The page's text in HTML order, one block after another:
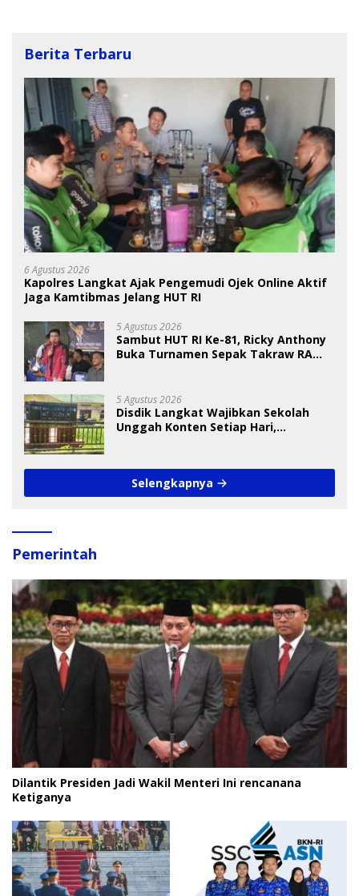
Berita Terbaru
6 Agustus 2026
Kapolres Langkat Ajak Pengemudi Ojek Online Aktif
Jaga Kamtibmas Jelang HUT RI
5 Agustus 2026
Sambut HUT RI Ke-81, Ricky Anthony
Buka Turnamen Sepak Takraw RA
5 Agustus 2026
Disdik Langkat Wajibkan Sekolah
Unggah Konten Setiap Hari,
Selengkapnya
Pemerintah
Dilantik Presiden Jadi Wakil Menteri Ini rencanana
Ketiganya